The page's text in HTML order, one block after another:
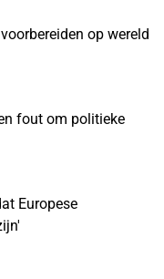
op wereld
fout om politieke
Europese